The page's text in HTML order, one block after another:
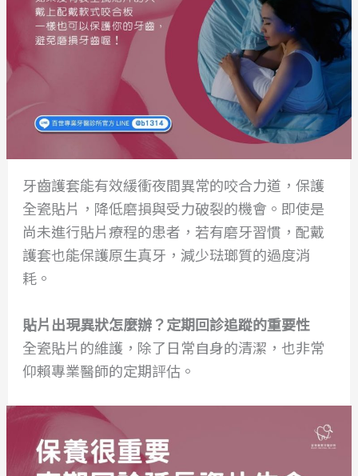
牙齒護套能有效緩衝夜間異常的咬合力道，保護
全瓷貼片，降低磨損與受力破裂的機會。即使是
尚未進行貼片療程的患者，若有磨牙習慣，配戴
護套也能保護原生真牙，減少琺瑯質的過度消
耗。
貼片出現異狀怎麼辦？定期回診追蹤的重要性
全瓷貼片的維護，除了日常自身的清潔，也非常
仰賴專業醫師的定期評估。